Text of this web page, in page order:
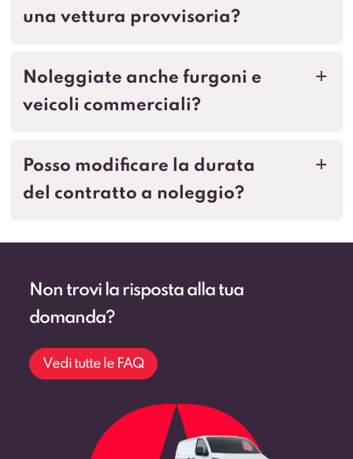
una vettura provvisoria?
a
Noleggiate anche furgoni e
veicoli commerciali?
a
Posso modificare la durata
del contratto a noleggio?
Non trovi la risposta alla tua
domanda?
Vedi tutte le FAQ